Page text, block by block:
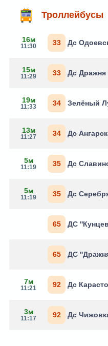
Троллейбусы
16м
11:30 33 Дс
15м
11:29 33 Дс Дражня
19м
11:33 34 Зелёный
13м
11:27 34 Дс
5м
11:19 35 Дс
5м
11:19 35 Дс
65 ДС
65 ДС
7м
11:21 92 Дс
3м
11:17 92 Дс